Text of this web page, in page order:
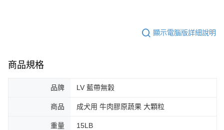
顯示電腦版詳細說明
商品規格
品牌 LV 藍帶無穀
商品 成犬用 牛肉膠原蔬果 大顆粒
重量 15LB